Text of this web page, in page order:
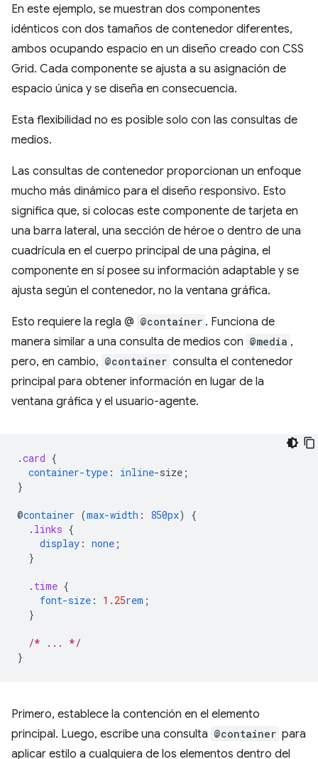
En este ejemplo, se muestran dos componentes
idénticos con dos tamaños de contenedor diferentes,
ambos ocupando espacio en un diseño creado con CSS
Grid. Cada componente se ajusta a su asignación de
espacio única y se diseña en consecuencia.
Esta flexibilidad no es posible solo con las consultas de
medios.
Las consultas de contenedor proporcionan un enfoque
mucho más dinámico para el diseño responsivo. Esto
significa que, si colocas este componente de tarjeta en
una barra lateral, una sección de héroe o dentro de una
cuadrícula en el cuerpo principal de una página, el
componente en sí posee su información adaptable y se
ajusta según el contenedor, no la ventana gráfica.
Esto requiere la regla @ @container . Funciona de
manera similar a una consulta de medios con @media ,
pero, en cambio, @container consulta el contenedor
principal para obtener información en lugar de la
ventana gráfica y el usuario-agente.
.card {
container-type : inline-size ;
}
@container (max-width : 850px)
{
. links {
display : none ;
}
. time {
font-size : 1.25rem ;
}
/* ... */
}
Primero, establece la contención en el elemento
principal. Luego, escribe una consulta @container para
aplicar estilo a cualquiera de los elementos dentro del